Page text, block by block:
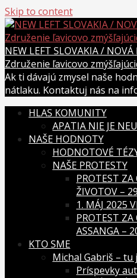
Skip to content
NEW LEFT SLOVAKIA / NOVÁ
Združenie ľavicovo
Ak ti dávajú zmysel naše
nátlaku. Kontaktuj nás na
HLAS KOMUNITY
APATIA NIE JE
NAŠE HODNOTY
HODNOTOVÉ
NAŠE PROTESTY
PROTEST
ŽIVOTOV –
1. MÁJ 2025
PROTEST
ASSANGA –
KTO SME
Michal Gabriš – tu
Príspevky